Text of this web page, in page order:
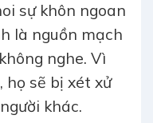
sự khôn ngoan
là nguồn mạch
nghe. Vì
họ sẽ bị xét xử
khác.